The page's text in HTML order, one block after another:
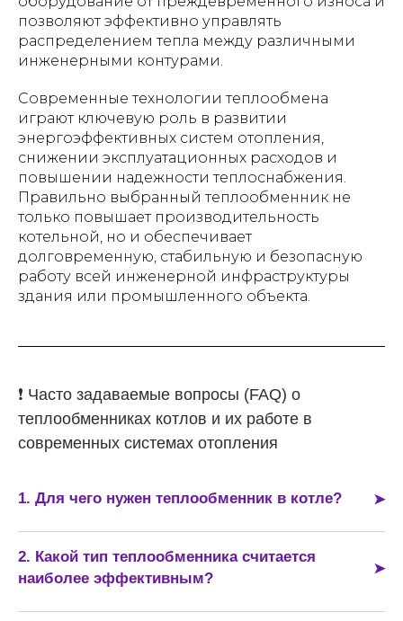
позволяют эффективно управлять
распределением тепла между различными
инженерными контурами.
Современные технологии теплообмена
играют ключевую роль в развитии
энергоэффективных систем отопления,
снижении эксплуатационных расходов и
повышении надежности теплоснабжения.
Правильно выбранный теплообменник не
только повышает производительность
котельной, но и обеспечивает
долговременную, стабильную и безопасную
работу всей инженерной инфраструктуры
здания или промышленного объекта.
❗ Часто задаваемые вопросы (FAQ) о
теплообменниках котлов и их работе в
современных системах отопления
1. Для чего нужен теплообменник в котле?
без их смешивания. Это позволяет безопасно и
эффективно распределять тепло в системах отопления
2. Какой тип теплообменника считается
наиболее эффективным?